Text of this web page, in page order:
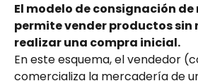
El modelo de consignación
permite vender productos sin
realizar una compra inicial.
En este esquema, el vendedor
comercializa la mercadería de